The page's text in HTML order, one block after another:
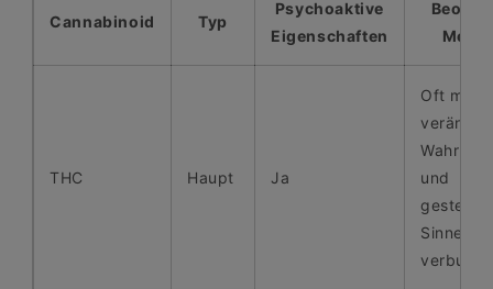
Cannabinoid Typ
Psychoaktive
Eigenschaften
THC Haupt Ja
Oft mit
und